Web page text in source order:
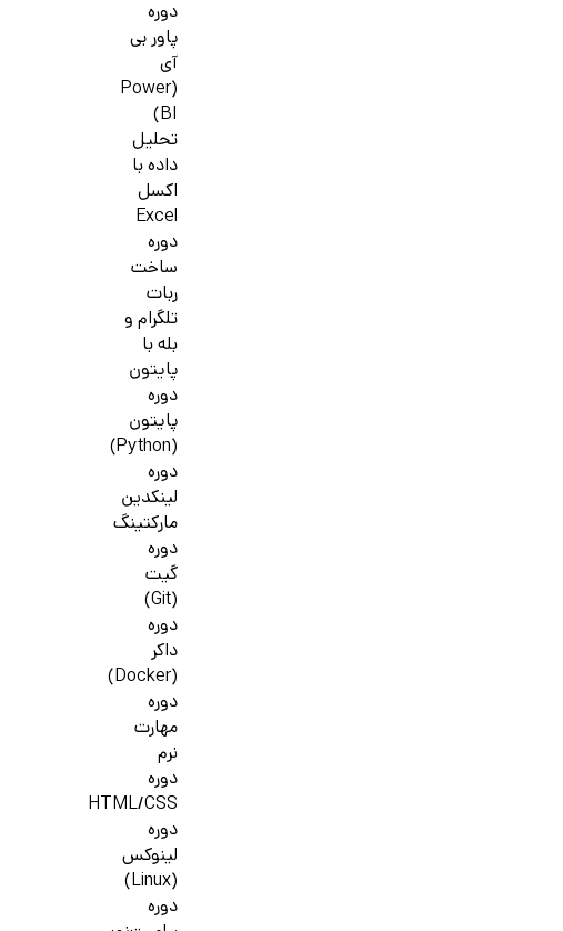
دوره
پاور بی
آی
(Power
BI)
تحلیل
داده با
اکسل
Excel
دوره
ساخت
ربات
تلگرام و
بله با
پایتون
دوره
پایتون
(Python)
دوره
لینکدین
مارکتینگ
دوره
گیت
(Git)
دوره
داکر
(Docker)
دوره
مهارت
نرم
دوره
HTML/CSS
دوره
لینوکس
(Linux)
دوره